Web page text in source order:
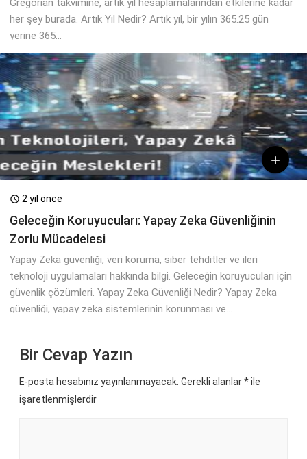
her şey burada. Artık Yıl Nedir? Artık yıl, bir yılın 365.25 gün
yerine 365...

 2 yıl önce
Geleceğin Koruyucuları: Yapay Zeka Güvenliğinin
Zorlu Mücadelesi
Yapay Zeka güvenliği, veri koruma, siber tehditler ve ileri
teknoloji uygulamaları hakkında bilgi. Geleceğin koruyucuları için
güvenlik çözümleri. Yapay Zeka Güvenliği Nedir? Yapay Zeka
güvenliği, yapay zeka sistemlerinin korunması ve...
Bir Cevap Yazın
E-posta hesabınız yayınlanmayacak. Gerekli alanlar*ile
işaretlenmişlerdir